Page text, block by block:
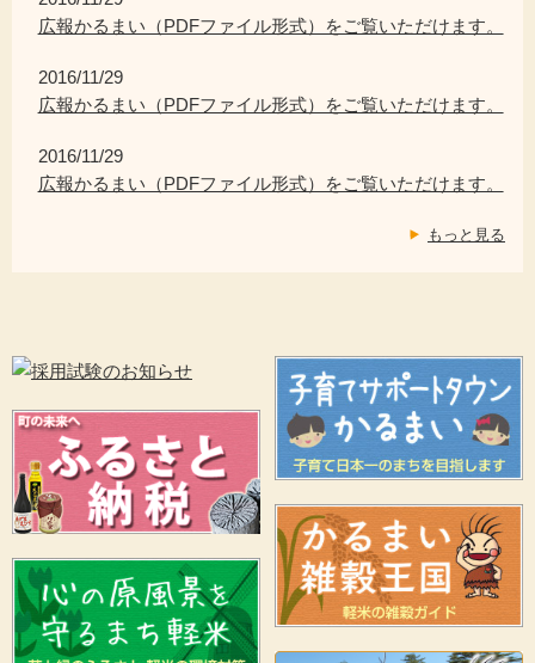
広報かるまい（PDFファイル形式）をご覧いただけます。
2016/11/29
広報かるまい（PDFファイル形式）をご覧いただけます。
2016/11/29
広報かるまい（PDFファイル形式）をご覧いただけます。
もっと見る